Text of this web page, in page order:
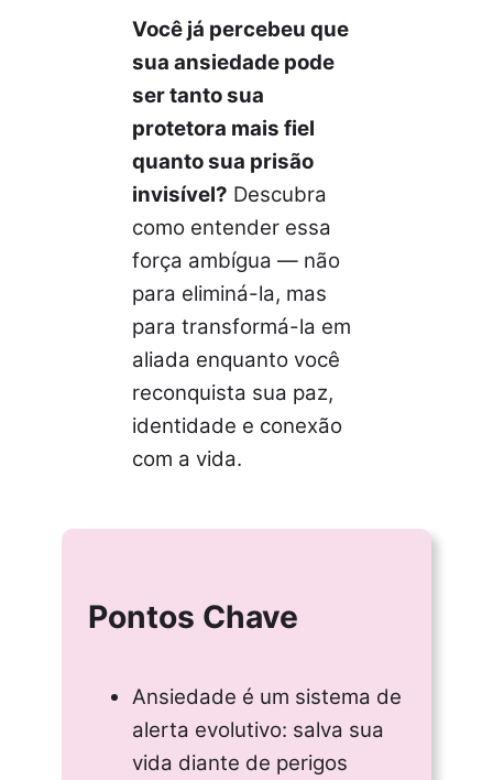
Você já percebeu que
sua ansiedade pode
ser tanto sua
protetora mais fiel
quanto sua prisão
invisível? Descubra
como entender essa
força ambígua — não
para eliminá-la, mas
para transformá-la em
aliada enquanto você
reconquista sua paz,
identidade e conexão
com a vida.
Pontos Chave
Ansiedade é um sistema de
alerta evolutivo: salva sua
vida diante de perigos